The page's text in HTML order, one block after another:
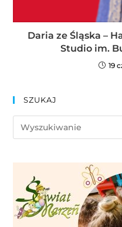
Daria ze Śląska –
Studio im.
19
SZUKAJ